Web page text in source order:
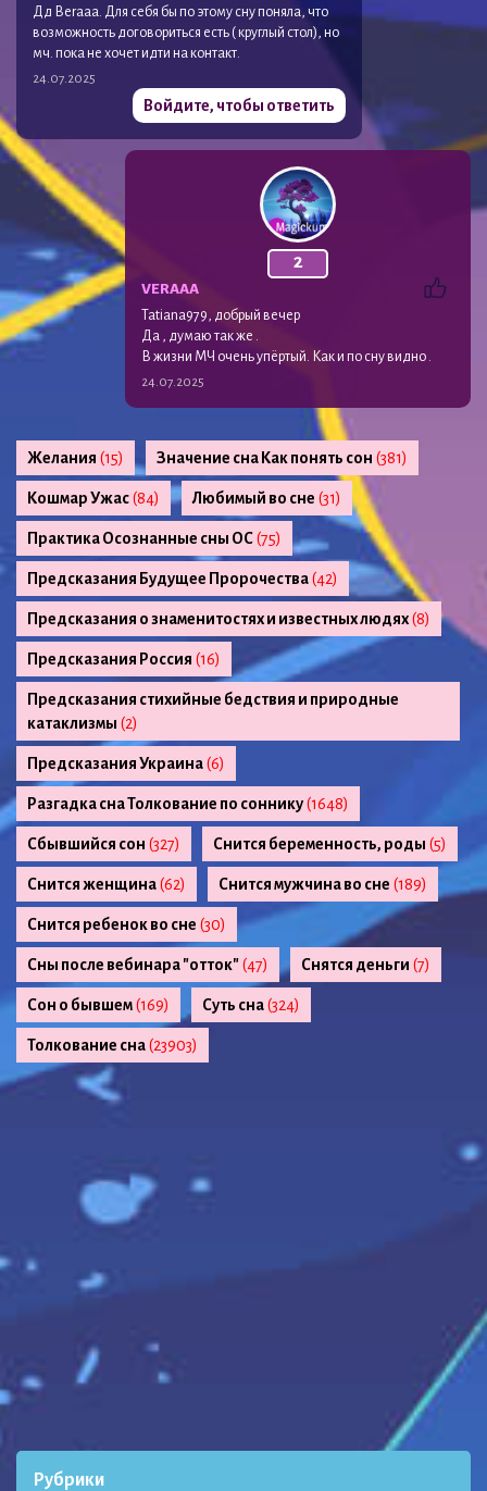
Дд Веraaa. Для себя бы по этому сну поняла, что
возможность договориться есть ( круглый стол), но
мч. пока не хочет идти на контакт.
24.07.2025
Войдите, чтобы ответить
2
VERAAA
Tatiana979, добрый вечер
Да , думаю так же .
В жизни МЧ очень упёртый. Как и по сну видно .
24.07.2025
Желания (15) Значение сна Как понять сон (381)
Кошмар Ужас(84) Любимый во сне (31)
Практика Осознанные сны ОС(75)
Предсказания Будущее Пророчества(42)
Предсказания о знаменитостях и известных людях(8)
Предсказания Россия (16)
Предсказания стихийные бедствия и природные
катаклизмы (2)
Предсказания Украина(6)
Разгадка сна Толкование по соннику(1648)
Сбывшийся сон (327) Снится беременность, роды (5)
Снится женщина(62) Снится мужчина во сне (189)
Снится ребенок во сне (30)
Сны после вебинара "отток"(47) Снятся деньги (7)
Сон о бывшем(169) Суть сна(324)
Толкование сна(23903)
Рубрики